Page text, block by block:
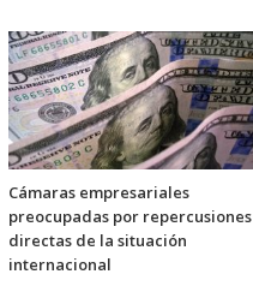
Cámaras empresariales
preocupadas por repercusiones
directas de la situación
internacional